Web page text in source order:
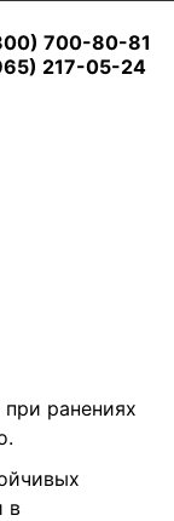
700-80-81
217-05-24
ранениях
в